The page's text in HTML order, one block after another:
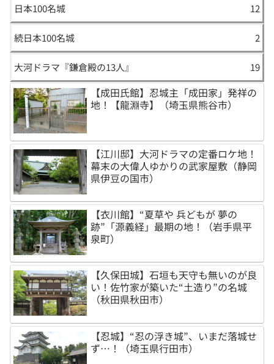
日本100名城 12
続日本100名城 2
大河ドラマ『鎌倉殿の13人』 19
【成田氏館】忍城主「成田家」発祥の
地！【龍淵寺】（埼玉県熊谷市）
【江川邸】大河ドラマの定番ロケ地！
幕末の大偉人ゆかりの武家屋敷（静岡
県伊豆の国市）
【衣川館】“夏草や 兵どもが 夢の
跡”「源義経」最期の地！（岩手県平
泉町）
【久保田城】石垣も天守も無いのが良
い！佐竹家が築いた“土造り”の名城
（秋田県秋田市）
【忍城】“忍の浮き城”、いまだ落城せ
ず…！（埼玉県行田市）